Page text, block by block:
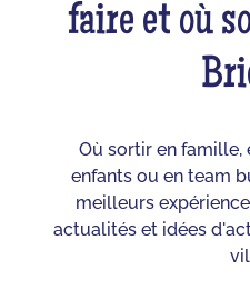
faire et où
Où sortir en famille,
enfants ou en team
meilleurs
actualités et idées